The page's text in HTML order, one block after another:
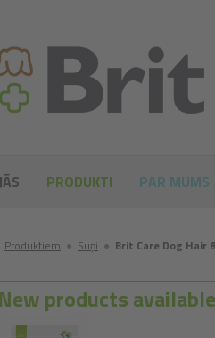
Produktiem ● Suņi ● Brit Care Dog Hair
New products available
PRODUKTI PAR MUMS